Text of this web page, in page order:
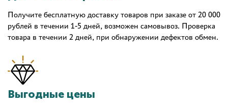
Получите бесплатную доставку товаров при заказе от 20 000
рублей в течении 1-5 дней, возможен самовывоз. Проверка
товара в течении 2 дней, при обнаружении дефектов обмен.
Выгодные цены